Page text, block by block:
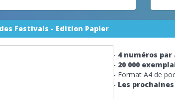
Festivals - Edition Papier
- 4 numéros par
- 20 000
- Format A4 de
- Les